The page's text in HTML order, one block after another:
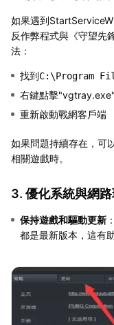
如果遇到
反作弊程式與《守望先
法：
找到C:\Program
右鍵點擊
重新啟動戰網客戶端
如果問題持續存在，可
相關遊戲時。
3. 優化系統與網
保持遊戲和驅動更新
都是最新版本，這有